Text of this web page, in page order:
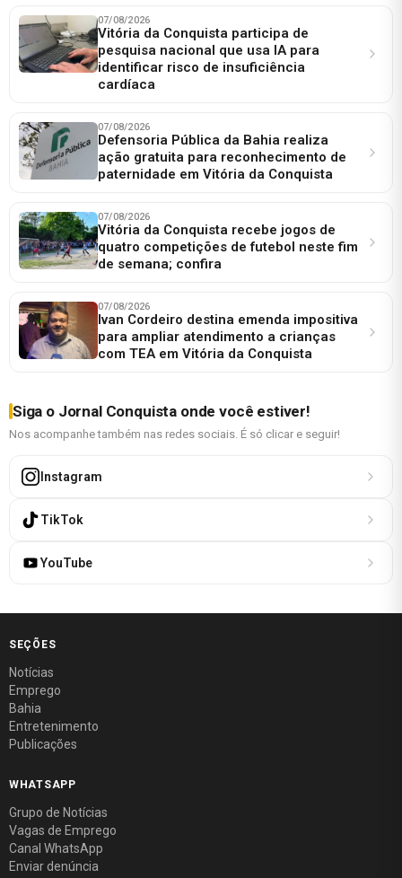
07/08/2026
Vitória da Conquista participa de
pesquisa nacional que usa IA para
identificar risco de insuficiência
cardíaca
07/08/2026
Defensoria Pública da Bahia realiza
ação gratuita para reconhecimento de
paternidade em Vitória da Conquista
07/08/2026
Vitória da Conquista recebe jogos de
quatro competições de futebol neste fim
de semana; confira
07/08/2026
Ivan Cordeiro destina emenda impositiva
para ampliar atendimento a crianças
com TEA em Vitória da Conquista
Siga o Jornal Conquista onde você estiver!
Nos acompanhe também nas redes sociais. É só clicar e seguir!
Instagram
TikTok
YouTube
SEÇÕES
Notícias
Emprego
Bahia
Entretenimento
Publicações
WHATSAPP
Grupo de Notícias
Vagas de Emprego
Canal WhatsApp
Enviar denúncia